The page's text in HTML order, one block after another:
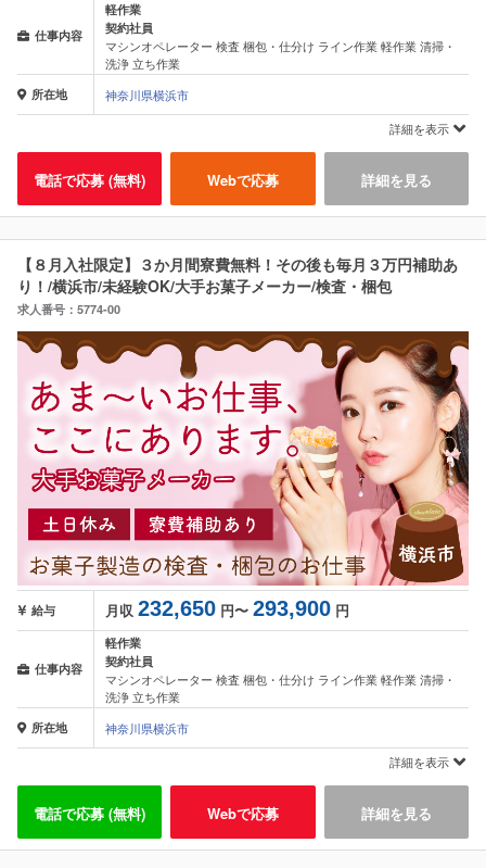
仕事内容
軽作業
契約社員
マシンオペレーター 検査 梱包・仕分け ライン作業 軽作業 清掃・
洗浄 立ち作業
所在地
神奈川県横浜市
詳細を表示
電話で応募 (無料) Webで応募 詳細を見る
【８月入社限定】３か月間寮費無料！その後も毎月３万円補助あ
り！/横浜市/未経験OK/大手お菓子メーカー/検査・梱包
求人番号：5774-00
給与 月収 232,650 円〜 293,900 円
仕事内容
軽作業
契約社員
マシンオペレーター 検査 梱包・仕分け ライン作業 軽作業 清掃・
洗浄 立ち作業
所在地
神奈川県横浜市
詳細を表示
電話で応募 (無料) Webで応募 詳細を見る